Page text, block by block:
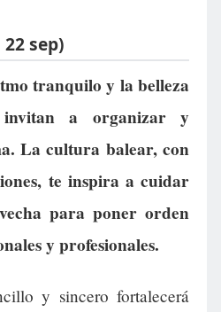
sep)
tranquilo y la belleza
a organizar y
La cultura balear, con
te inspira a cuidar
para poner orden
y profesionales.
y sincero fortalecerá